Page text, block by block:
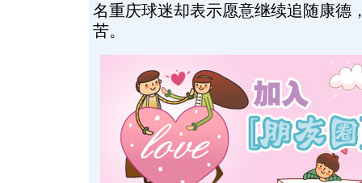
名重庆球迷却表示愿意继续追随康德
苦。